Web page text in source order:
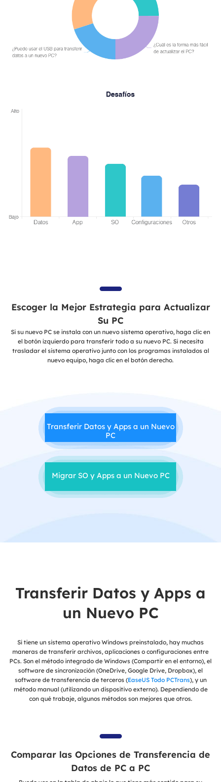
Escoger la Mejor Estrategia para Actualizar
Su PC
Si su nuevo PC se instala con un nuevo sistema operativo, haga clic en
el botón izquierdo para transferir todo a su nuevo PC. Si necesita
trasladar el sistema operativo junto con los programas instalados al
nuevo equipo, haga clic en el botón derecho.
Transferir Datos y Apps a un Nuevo
PC
Migrar SO y Apps a un Nuevo PC
Transferir Datos y Apps a
un Nuevo PC
Si tiene un sistema operativo Windows preinstalado, hay muchas
maneras de transferir archivos, aplicaciones o configuraciones entre
PCs. Son el método integrado de Windows (Compartir en el entorno), el
software de sincronización (OneDrive, Google Drive, Dropbox), el
software de transferencia de terceros (EaseUS Todo PCTrans), y un
método manual (utilizando un dispositivo externo). Dependiendo de
con qué trabaje, algunos métodos son mejores que otros.
Comparar las Opciones de Transferencia de
Datos de PC a PC